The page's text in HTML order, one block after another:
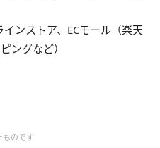
ンストア、ECモール（楽天
ングなど）
のです